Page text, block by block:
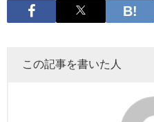
この記事を書いた人